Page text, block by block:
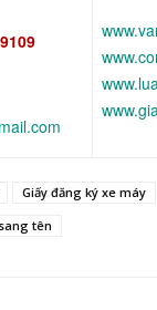
Giấy đăng ký xe máy
tên